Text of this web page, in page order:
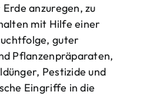
anzuregen, zu
mit Hilfe einer
guter
Pflanzenpräparaten,
Pestizide und
Eingriffe in die